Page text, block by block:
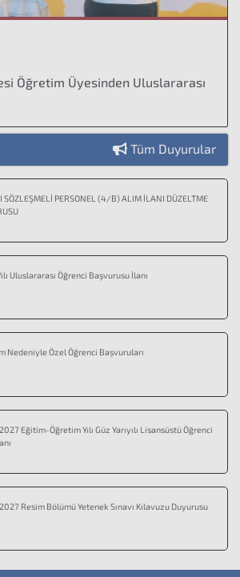
Öğretim Üyesinden Uluslararası
Tüm Duyurular
SÖZLEŞMELİ PERSONEL (4/B) ALIM İLANI DÜZELTME
Uluslararası Öğrenci Başvurusu İlanı
Nedeniyle Özel Öğrenci Başvuruları
Eğitim-Öğretim Yılı Güz Yarıyılı Lisansüstü Öğrenci
Resim Bölümü Yetenek Sınavı Kılavuzu Duyurusu